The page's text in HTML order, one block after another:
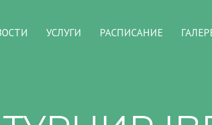
УСЛУГИ РАСПИСАНИЕ